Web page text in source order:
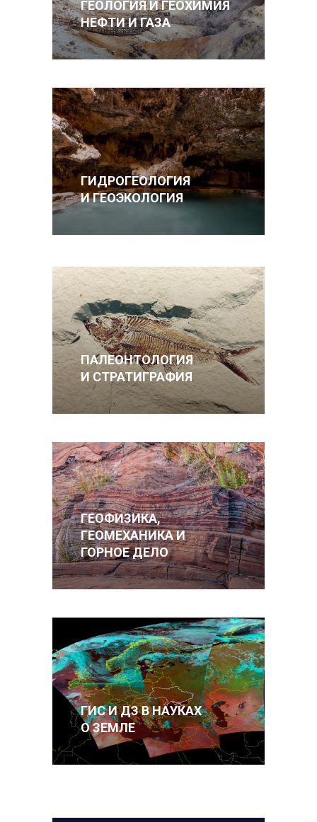
ГЕОЛОГИЯ И ГЕОХИМИЯ
НЕФТИ И ГАЗА
ГИДРОГЕОЛОГИЯ
И ГЕОЭКОЛОГИЯ
ПАЛЕОНТОЛОГИЯ
И СТРАТИГРАФИЯ
ГЕОФИЗИКА,
ГЕОМЕХАНИКА И
ГОРНОЕ ДЕЛО
ГИС И ДЗ В НАУКАХ
О ЗЕМЛЕ